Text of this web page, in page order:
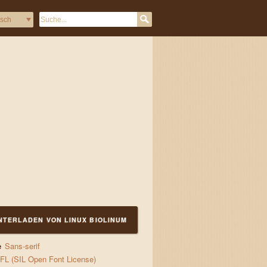
quick
VON LINUX BIOLINUM
Sans-serif
(SIL Open Font License)